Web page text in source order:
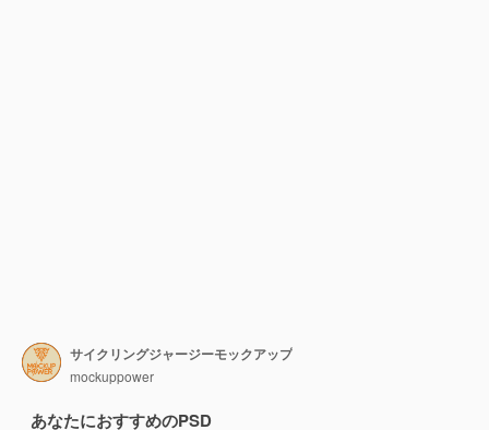
サイクリングジャージーモックアップ
mockuppower
あなたにおすすめのPSD